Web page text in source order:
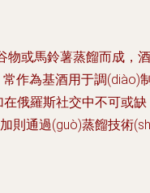
物或馬鈴薯蒸餾而成，酒
作為基酒用于調(diào)
俄羅斯社交中不可或缺
則通過(guò)蒸餾技術